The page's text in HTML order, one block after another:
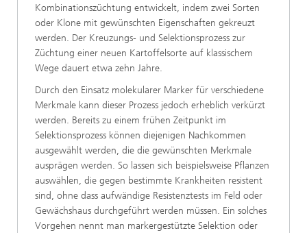
Kombinationszüchtung entwickelt, indem zwei Sorten
oder Klone mit gewünschten Eigenschaften gekreuzt
werden. Der Kreuzungs- und Selektionsprozess zur
Züchtung einer neuen Kartoffelsorte auf klassischem
Wege dauert etwa zehn Jahre.
Durch den Einsatz molekularer Marker für verschiedene
Merkmale kann dieser Prozess jedoch erheblich verkürzt
werden. Bereits zu einem frühen Zeitpunkt im
Selektionsprozess können diejenigen Nachkommen
ausgewählt werden, die die gewünschten Merkmale
ausprägen werden. So lassen sich beispielsweise Pflanzen
auswählen, die gegen bestimmte Krankheiten resistent
sind, ohne dass aufwändige Resistenztests im Feld oder
Gewächshaus durchgeführt werden müssen. Ein solches
Vorgehen nennt man markergestützte Selektion oder